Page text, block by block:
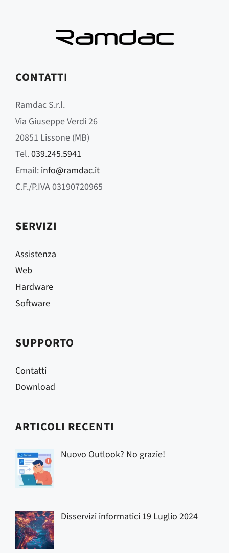
CONTATTI
Ramdac S.r.l.
Via Giuseppe Verdi 26
20851 Lissone (MB)
Tel.039.245.5941
Email: info@ramdac.it
C.F./P.IVA 03190720965
SERVIZI
Assistenza
Web
Hardware
Software
SUPPORTO
Contatti
Download
ARTICOLI RECENTI
Nuovo Outlook? No grazie!
Disservizi informatici 19 Luglio 2024